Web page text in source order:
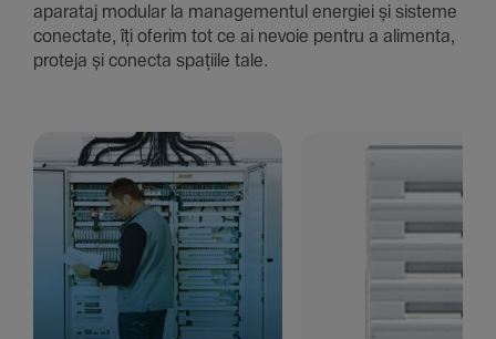
aparataj modular la managementul energiei și sisteme
conec­tate, îți oferim tot ce ai nevoie pentru a alimenta,
proteja și conecta spațiile tale.